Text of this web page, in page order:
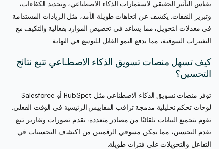
بقياس التأثير الحقيقي لاستثمارات الذكاء الاصطناعي، وتحديد الكفاءات،
وتبرير النفقات. يكشف عن اتجاهات طويلة الأمد، مثل الزيادات المستدامة
في معدلات التحويل، مما يساعد في تخصيص الموارد بفعالية والتكيف مع
التغييرات السوقية، مما يدفع النمو القابل للتوسع في النهاية.
كيف تسهل منصات تسويق الذكاء الاصطناعي تتبع نتائج
التحسين؟
توفر منصات تسويق الذكاء الاصطناعي مثل HubSpot أو Salesforce
لوحات تحكم تحليلية مدمجة تراقب المقاييس الرئيسية في الوقت الفعلي.
تقوم بتجميع البيانات تلقائيًا من مصادر متعددة، تقدم تصورات وتقارير تتبع
تقدم التحسين، مما يمكن مسوقي الرقميين من اكتشاف التحسينات في
التفاعل والتحويلات على فترات طويلة.